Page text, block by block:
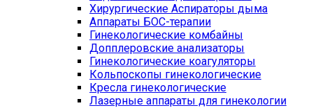
Хирургические Аспираторы дыма
Аппараты БОС-терапии
Гинекологические комбайны
Допплеровские анализаторы
Гинекологические коагуляторы
Кольпоскопы гинекологические
Кресла гинекологические
Лазерные аппараты для гинекологии